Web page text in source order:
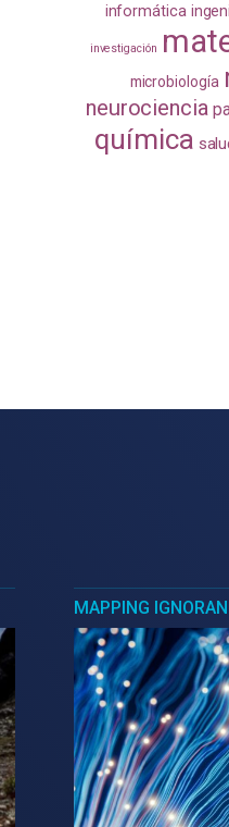
informática
investigación
microbiología
neurociencia
química
MAPPING